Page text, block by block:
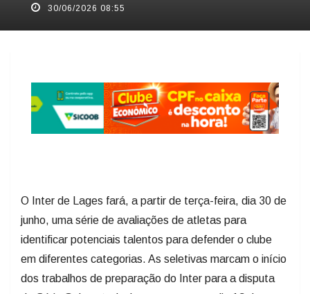
30/06/2026 08:55
O Inter de Lages fará, a partir de terça-feira, dia 30 de
junho, uma série de avaliações de atletas para
identificar potenciais talentos para defender o clube
em diferentes categorias. As seletivas marcam o início
dos trabalhos de preparação do Inter para a disputa